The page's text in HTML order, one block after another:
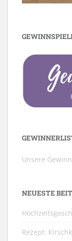
Unsere
NEUESTE
Rezept: